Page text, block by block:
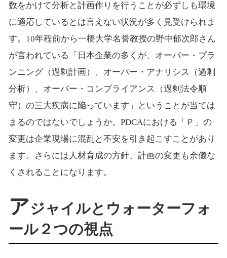
数をかけて分析と計画作りを行うことが必ずしも環境
に適応しているとは言えない状況が多く見受けられま
す。10年程前から一橋大学名誉教授の野中郁次郎さん
が言われている「日本企業の多くが、オーバー・プラ
ンニング（過剰計画）、オーバー・アナリシス（過剰
分析）、オーバー・コンプライアンス（過剰法令順
守）の三大疾病に陥っています」ということが当ては
まるのではないでしょうか。PDCAにおける「Ｐ」の
変更は企業現場に混乱と不安を引き起こすことがあり
ます。さらには人材育成の方針、計画の変更も余儀な
くされることになります。
アジャイルとウォーターフォ
ール２つの視点